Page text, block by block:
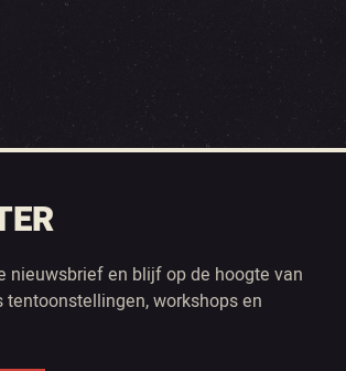
nieuwsbrief en blijf op de hoogte van
workshops en